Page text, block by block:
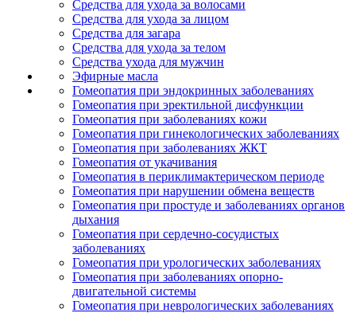
Средства для ухода за волосами
Средства для ухода за лицом
Средства для загара
Средства для ухода за телом
Средства ухода для мужчин
Эфирные масла
Гомеопатия при эндокринных заболеваниях
Гомеопатия при эректильной дисфункции
Гомеопатия при заболеваниях кожи
Гомеопатия при гинекологических заболеваниях
Гомеопатия при заболеваниях ЖКТ
Гомеопатия от укачивания
Гомеопатия в периклимактерическом периоде
Гомеопатия при нарушении обмена веществ
Гомеопатия при простуде и заболеваниях органов
дыхания
Гомеопатия при сердечно-сосудистых
заболеваниях
Гомеопатия при урологических заболеваниях
Гомеопатия при заболеваниях опорно-
двигательной системы
Гомеопатия при неврологических заболеваниях